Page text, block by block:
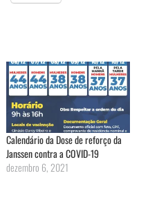
Calendário da Dose de reforço da
Janssen contra a COVID-19
dezembro 6, 2021